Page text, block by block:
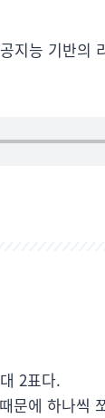
지능 기반의
2표다.
문에 하나씩